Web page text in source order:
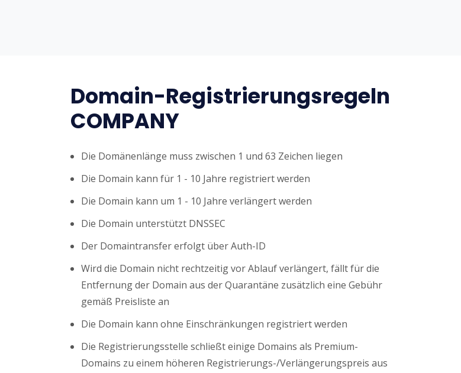
Domain-Registrierungsregeln
COMPANY
Die Domänenlänge muss zwischen 1 und 63 Zeichen liegen
Die Domain kann für 1 - 10 Jahre registriert werden
Die Domain kann um 1 - 10 Jahre verlängert werden
Die Domain unterstützt DNSSEC
Der Domaintransfer erfolgt über Auth-ID
Wird die Domain nicht rechtzeitig vor Ablauf verlängert, fällt für die
Entfernung der Domain aus der Quarantäne zusätzlich eine Gebühr
gemäß Preisliste an
Die Domain kann ohne Einschränkungen registriert werden
Die Registrierungsstelle schließt einige Domains als Premium-
Domains zu einem höheren Registrierungs-/Verlängerungspreis aus